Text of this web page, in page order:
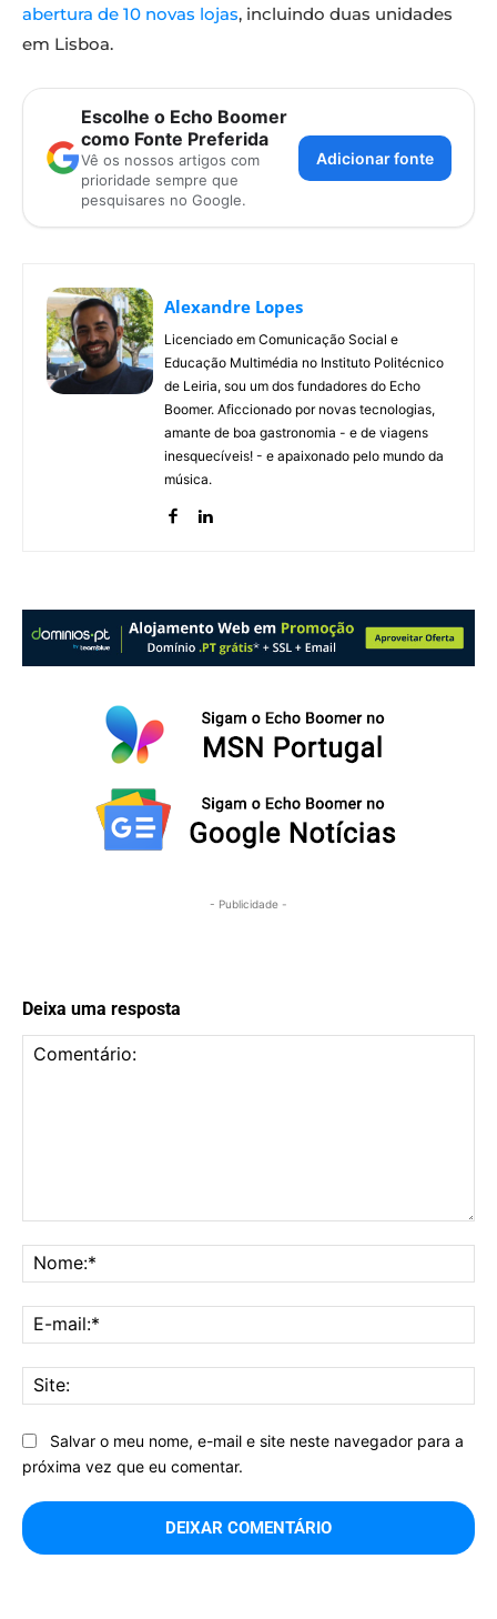
abertura de 10 novas lojas, incluindo duas unidades
em Lisboa.
Escolhe o Echo Boomer
como Fonte Preferida
Vê os nossos artigos com
prioridade sempre que
pesquisares no Google.
Adicionar fonte
Alexandre Lopes
Licenciado em Comunicação Social e
Educação Multimédia no Instituto Politécnico
de Leiria, sou um dos fundadores do Echo
Boomer. Aficcionado por novas tecnologias,
amante de boa gastronomia - e de viagens
inesquecíveis! - e apaixonado pelo mundo da
música.
- Publicidade -
Deixa uma resposta
Salvar o meu nome, e-mail e site neste navegador para a
próxima vez que eu comentar.